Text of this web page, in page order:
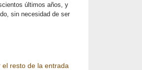
últimos años, y
sin necesidad de ser
el resto de la entrada